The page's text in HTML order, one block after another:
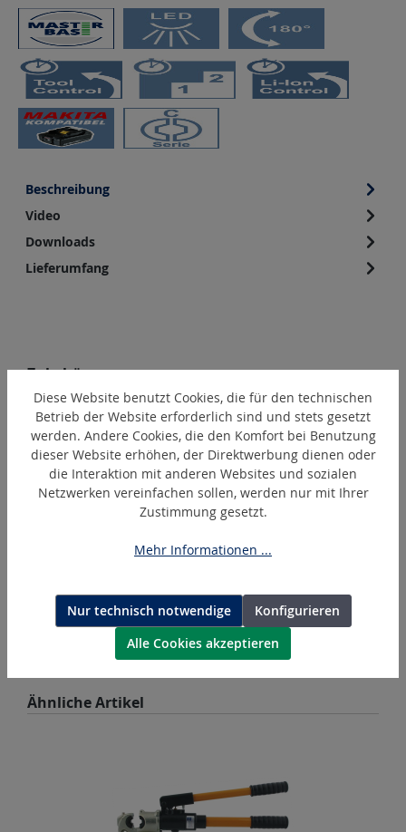
Beschreibung
Video
Downloads
Lieferumfang
Produktgalerie überspringen
Zubehör
BL1850B
Makita Akku Lithium-Ionen 18 V
Produktgalerie überspringen
Ähnliche Artikel
Diese Website benutzt Cookies, die für den technischen
Betrieb der Website erforderlich sind und stets gesetzt
werden. Andere Cookies, die den Komfort bei Benutzung
dieser Website erhöhen, der Direktwerbung dienen oder
die Interaktion mit anderen Websites und sozialen
Netzwerken vereinfachen sollen, werden nur mit Ihrer
Zustimmung gesetzt.
Mehr Informationen ...
Nur technisch notwendige
Konfigurieren
Alle Cookies akzeptieren